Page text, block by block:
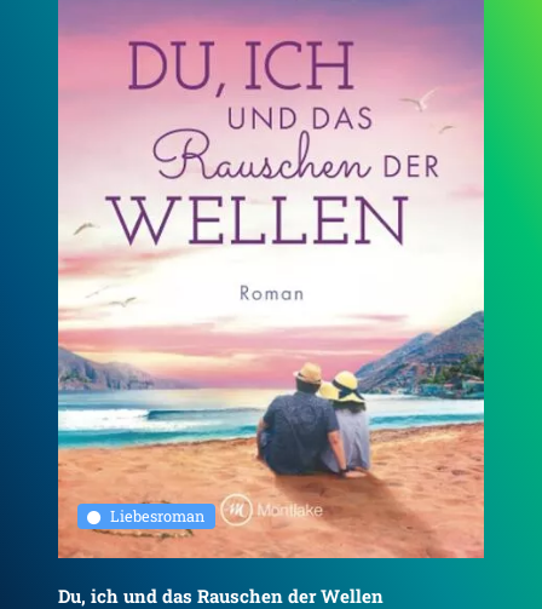
Liebesroman
Du, ich und das Rauschen der Wellen